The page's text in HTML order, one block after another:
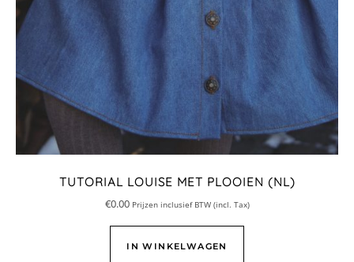
TUTORIAL LOUISE MET PLOOIEN (NL)
€0.00 Prijzen inclusief BTW (incl. Tax)
IN WINKELWAGEN